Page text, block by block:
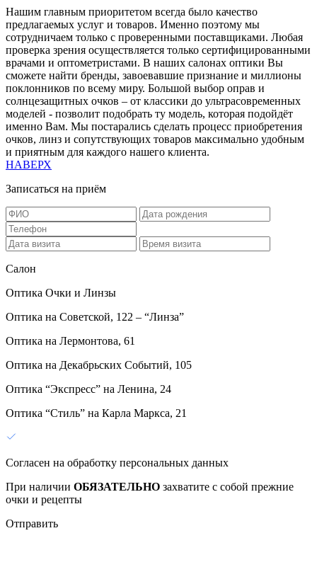
Нашим главным приоритетом всегда было качество
предлагаемых услуг и товаров. Именно поэтому мы
сотрудничаем только с проверенными поставщиками. Любая
проверка зрения осуществляется только сертифицированными
врачами и оптометристами. В наших салонах оптики Вы
сможете найти бренды, завоевавшие признание и миллионы
поклонников по всему миру. Большой выбор оправ и
солнцезащитных очков – от классики до ультрасовременных
моделей - позволит подобрать ту модель, которая подойдёт
именно Вам. Мы постарались сделать процесс приобретения
очков, линз и сопутствующих товаров максимально удобным
и приятным для каждого нашего клиента.
НАВЕРХ
Записаться на приём
Салон
Оптика Очки и Линзы
Оптика на Советской, 122 – “Линза”
Оптика на Лермонтова, 61
Оптика на Декабрьских Событий, 105
Оптика “Экспресс” на Ленина, 24
Оптика “Стиль” на Карла Маркса, 21
Согласен на обработку персональных данных
При наличии ОБЯЗАТЕЛЬНО захватите с собой прежние
очки и рецепты
Отправить